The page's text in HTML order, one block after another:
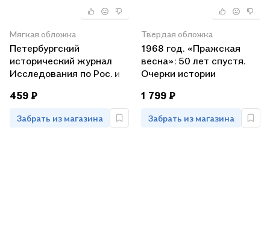
Мягкая обложка
Петербургский
исторический журнал
Исследования по Рос. и
(м)
459 ₽
Забрать из магазина
Твердая обложка
1968 год. «Пражская
весна»: 50 лет спустя.
Очерки истории
1 799 ₽
Забрать из магазина